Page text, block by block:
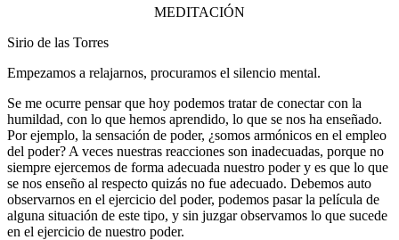
MEDITACIÓN
Sirio de las Torres
Empezamos a relajarnos, procuramos el silencio mental.
Se me ocurre pensar que hoy podemos tratar de conectar con la
humildad, con lo que hemos aprendido, lo que se nos ha enseñado.
Por ejemplo, la sensación de poder, ¿somos armónicos en el empleo
del poder? A veces nuestras reacciones son inadecuadas, porque no
siempre ejercemos de forma adecuada nuestro poder y es que lo que
se nos enseño al respecto quizás no fue adecuado. Debemos auto
observarnos en el ejercicio del poder, podemos pasar la película de
alguna situación de este tipo, y sin juzgar observamos lo que sucede
en el ejercicio de nuestro poder.